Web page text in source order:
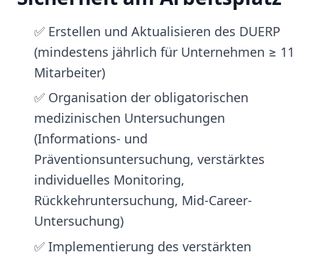
✅ Erstellen und Aktualisieren des DUERP
(mindestens jährlich für Unternehmen ≥ 11
Mitarbeiter)
✅ Organisation der obligatorischen
medizinischen Untersuchungen
(Informations- und
Präventionsuntersuchung, verstärktes
individuelles Monitoring,
Rückkehruntersuchung, Mid-Career-
Untersuchung)
✅ Implementierung des verstärkten